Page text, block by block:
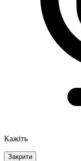
Кажіть
Закрити